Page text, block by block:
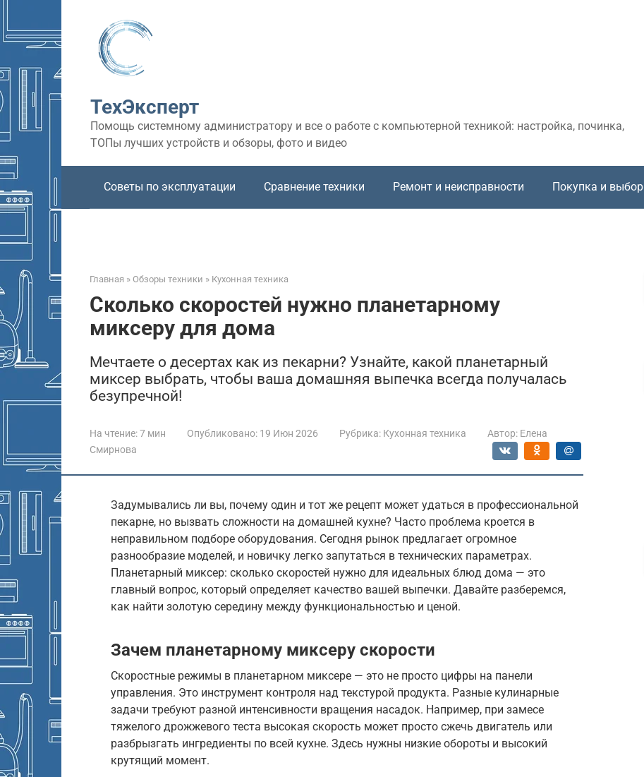
контенту
ТехЭксперт
Помощь системному администратору и все о работе с компьютерной техникой: настройка, починка,
ТОПы лучших устройств и обзоры, фото и видео
Советы по эксплуатации Сравнение техники Ремонт и неисправности Покупка и выбор
Главная » Обзоры техники » Кухонная техника
Сколько скоростей нужно планетарному
миксеру для дома
Мечтаете о десертах как из пекарни? Узнайте, какой планетарный
миксер выбрать, чтобы ваша домашняя выпечка всегда получалась
безупречной!
На чтение:7 мин Опубликовано: 19 Июн 2026 Рубрика: Кухонная техника Автор: Елена
Смирнова
Задумывались ли вы, почему один и тот же рецепт может удаться в профессиональной
пекарне, но вызвать сложности на домашней кухне? Часто проблема кроется в
неправильном подборе оборудования. Сегодня рынок предлагает огромное
разнообразие моделей, и новичку легко запутаться в технических параметрах.
Планетарный миксер: сколько скоростей нужно для идеальных блюд дома — это
главный вопрос, который определяет качество вашей выпечки. Давайте разберемся,
как найти золотую середину между функциональностью и ценой.
Зачем планетарному миксеру скорости
Скоростные режимы в планетарном миксере — это не просто цифры на панели
управления. Это инструмент контроля над текстурой продукта. Разные кулинарные
задачи требуют разной интенсивности вращения насадок. Например, при замесе
тяжелого дрожжевого теста высокая скорость может просто сжечь двигатель или
разбрызгать ингредиенты по всей кухне. Здесь нужны низкие обороты и высокий
крутящий момент.